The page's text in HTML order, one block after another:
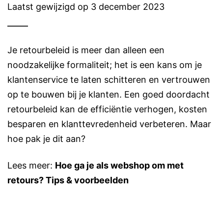
Laatst gewijzigd op 3 december 2023
Je retourbeleid is meer dan alleen een
noodzakelijke formaliteit; het is een kans om je
klantenservice te laten schitteren en vertrouwen
op te bouwen bij je klanten. Een goed doordacht
retourbeleid kan de efficiëntie verhogen, kosten
besparen en klanttevredenheid verbeteren. Maar
hoe pak je dit aan?
Lees meer: Hoe ga je als webshop om met
retours? Tips & voorbeelden